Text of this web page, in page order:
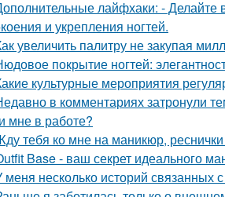
лайфхаки: - Делайте
и укрепления ногтей.
увеличить палитру не закупая
покрытие ногтей:
культурные мероприятия
в комментариях затронули
мне в работе?
тебя ко мне на маникюр,
Base - ваш секрет идеального
меня несколько историй связанных